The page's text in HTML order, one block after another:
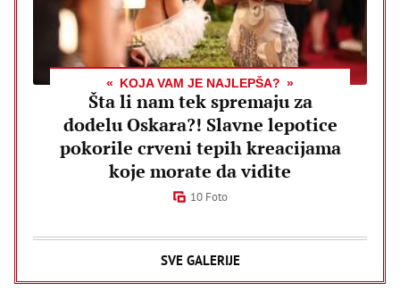
KOJA VAM JE NAJLEPŠA?
Šta li nam tek spremaju za
dodelu Oskara?! Slavne lepotice
pokorile crveni tepih kreacijama
koje morate da vidite
10 Foto
SVE GALERIJE